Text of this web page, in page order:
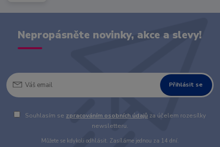
Nepropásněte novinky, akce a slevy!
Přihlásit se
Souhlasím se zpracováním osobních údajů za účelem rozesílky
newsletteru.
Můžete se kdykoli odhlásit. Zasíláme jednou za 14 dní.